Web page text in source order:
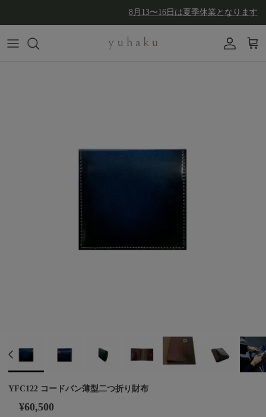
8月13〜16日は夏季休業となります
アカウン
カ
YFC122 コードバン薄型二つ折り財布
¥60,500